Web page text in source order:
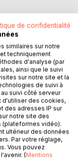
à ce plaisir.
: nouvelles,
diverses : des
avec différentes
Ce livre,
sera offert à la
- qui ainsi
ou enfants
de confidentialité
similaires sur notre
techniquement
d'analyse (par
ainsi que le suivi
sur notre site et la
de suivi à
suivi côté serveur
d'utiliser des cookies,
des adresses IP sur
notre site des
(plateformes vidéo).
ultérieur des données
Par votre réglage,
Vous pouvez
(Mentions